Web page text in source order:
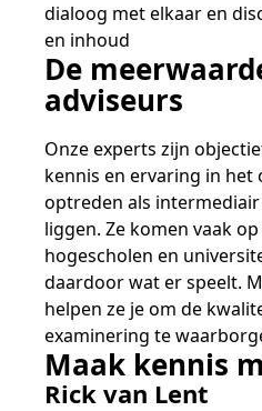
dialoog met elkaar en
en inhoud
De
adviseurs
Onze experts zijn
kennis en ervaring in het
optreden als
liggen. Ze komen vaak
hogescholen en
daardoor wat er speelt.
helpen ze je om de
examinering te
Maak kennis
Rick van Lent